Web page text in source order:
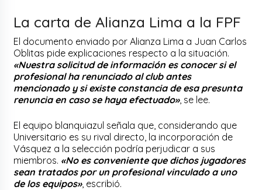
La carta de Alianza Lima a la FPF
El documento enviado por Alianza Lima a Juan Carlos
Oblitas pide explicaciones respecto a la situación.
«Nuestra solicitud de información es conocer si el
profesional ha renunciado al club antes
mencionado y si existe constancia de esa presunta
renuncia en caso se haya efectuado», se lee.
El equipo blanquiazul señala que, considerando que
Universitario es su rival directo, la incorporación de
Vásquez a la selección podría perjudicar a sus
miembros. «No es conveniente que dichos jugadores
sean tratados por un profesional vinculado a uno
de los equipos», escribió.